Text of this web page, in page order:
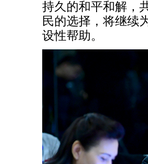
持久的和平和解，
民的选择，将继续
设性帮助。